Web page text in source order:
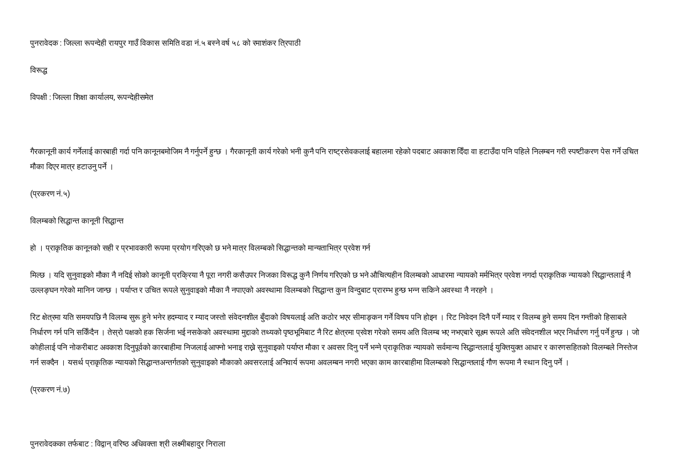
पुनरावेदक : जिल्ला रूपन्देही रायपुर गाउँ विकास समिति वडा नं.५ बस्ने वर्ष ५८ को रमाशंकर त्रिपाठी
विरूद्ध
विपक्षी : जिल्ला शिक्षा कार्यालय, रूपन्देहीसमेत
गैरकानूनी कार्य गर्नेलाई कारबाही गर्दा पनि कानूनबमोजिम नै गर्नुपर्ने हुन्छ । गैरकानूनी कार्य गरेको भनी कुनै पनि राष्ट्रसेवकलाई बहालमा रहेको पदबाट अवकाश दिँदा वा हटाउँदा पनि पहिले निलम्बन गरी स्पष्टीकरण पेस गर्ने उचित
मौका दिएर मात्र हटाउनु पर्ने ।
(प्रकरण नं.५)
विलम्बको सिद्धान्त कानूनी सिद्धान्त
हो । प्राकृतिक कानूनको सही र प्रभावकारी रूपमा प्रयोग गरिएको छ भने मात्र विलम्बको सिद्धान्तको मान्यताभित्र प्रवेश गर्न
मिल्छ । यदि सुनुवाइको मौका नै नदिई सोको कानूनी प्रक्रिया नै पूरा नगरी कसैउपर निजका विरूद्ध कुनै निर्णय गरिएको छ भने औचित्यहीन विलम्बको आधारमा न्यायको मर्मभित्र प्रवेश नगर्दा प्राकृतिक न्यायको सिद्धान्तलाई नै
उल्लङ्घन गरेको मानिन जान्छ । पर्याप्त र उचित रूपले सुनुवाइको मौका नै नपाएको अवस्थामा विलम्बको सिद्धान्त कुन विन्दुबाट प्रारम्भ हुन्छ भन्न सकिने अवस्था नै नरहने ।
रिट क्षेत्रमा यति समयपछि नै विलम्ब सुरू हुने भनेर हदम्याद र म्याद जस्तो संवेदनशील बुँदाको विषयलाई अति कठोर भएर सीमाङ्कन गर्ने विषय पनि होइन । रिट निवेदन दिनै पर्ने म्याद र विलम्ब हुने समय दिन गन्तीको हिसाबले
निर्धारण गर्न पनि सकिँदैन । तेस्रो पक्षको हक सिर्जना भई नसकेको अवस्थामा मुद्दाको तथ्यको पृष्ठभूमिबाट नै रिट क्षेत्रमा प्रवेश गरेको समय अति विलम्ब भए नभएबारे सूक्ष्म रूपले अति संवेदनशील भएर निर्धारण गर्नु पर्ने हुन्छ । जो
कोहीलाई पनि नोकरीबाट अवकाश दिनुपूर्वको कारबाहीमा निजलाई आफ्नो भनाइ राख्ने सुनुवाइको पर्याप्त मौका र अवसर दिनु पर्ने भन्ने प्राकृतिक न्यायको सर्वमान्‍य सिद्धान्तलाई युक्तियुक्त आधार र कारणसहितको विलम्बले निस्तेज
गर्न सक्दैन । यसर्थ प्राकृतिक न्यायको सिद्धान्तअन्तर्गतको सुनुवाइको मौकाको अवसरलाई अनिवार्य रूपमा अवलम्बन नगरी भएका काम कारबाहीमा विलम्बको सिद्धान्तलाई गौण रूपमा नै स्थान दिनु पर्ने ।
(प्रकरण नं.७)
पुनरावेदकका तर्फबाट : विद्वान्‌ वरिष्ठ अधिवक्ता श्री लक्ष्मीबहादुर निराला